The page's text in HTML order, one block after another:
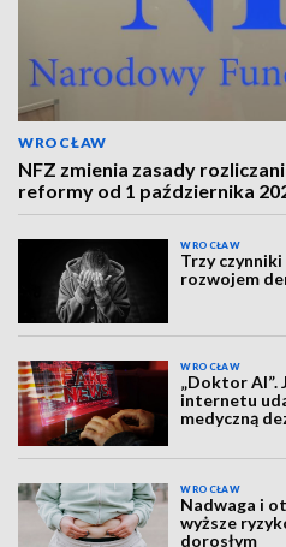
WROCŁAW
NFZ zmienia zasady
reformy od 1 października
WROCŁAW
Trzy czynniki
rozwojem
WROCŁAW
„Doktor AI”.
internetu
medyczną
WROCŁAW
Nadwaga i
wyższe
dorosłym